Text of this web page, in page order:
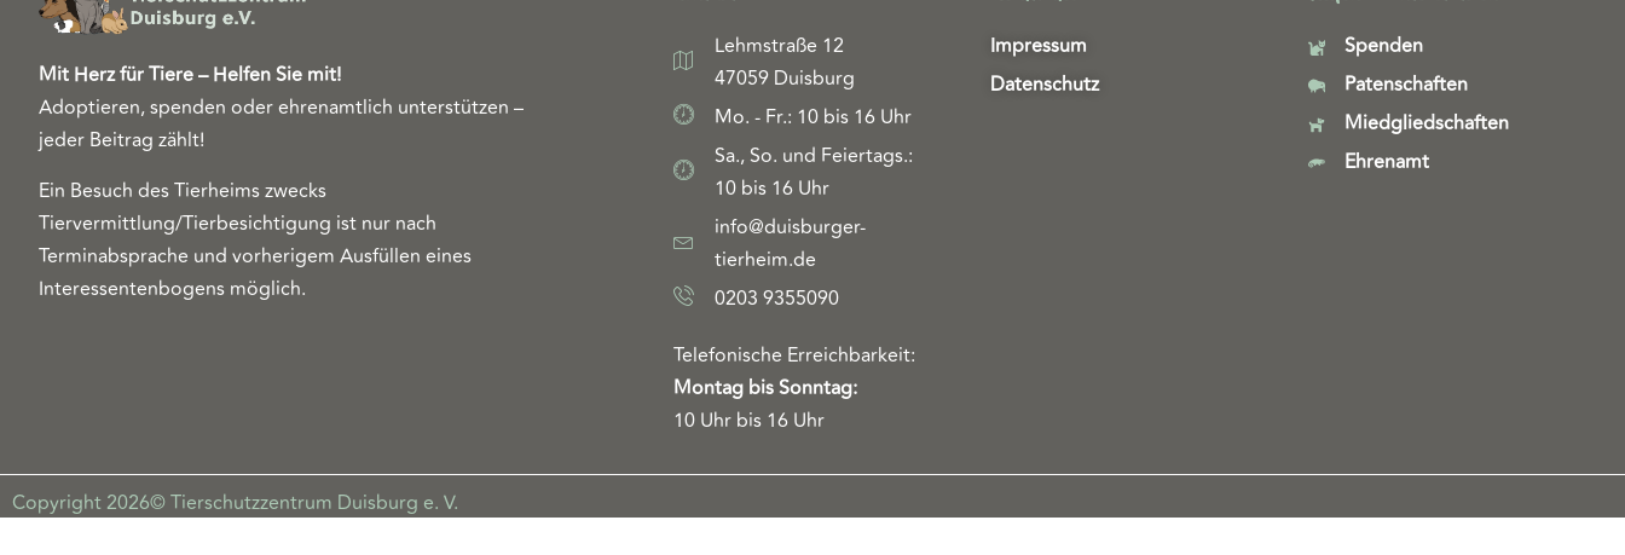
Mit Herz für Tiere – Helfen Sie mit!
Adoptieren, spenden oder ehrenamtlich unterstützen –
jeder Beitrag zählt!
Ein Besuch des Tierheims zwecks
Tiervermittlung/Tierbesichtigung ist nur nach
Terminabsprache und vorherigem Ausfüllen eines
Interessentenbogens möglich.
Lehmstraße 12
47059 Duisburg
Mo. - Fr.: 10 bis 16 Uhr
Sa., So. und Feiertags.:
10 bis 16 Uhr
info@duisburger-
tierheim.de
0203 9355090
Telefonische Erreichbarkeit:
Montag bis Sonntag:
10 Uhr bis 16 Uhr
Impressum
Datenschutz
Spenden
Patenschaften
Miedgliedschaften
Ehrenamt
Copyright 2026© Tierschutzzentrum Duisburg e. V.